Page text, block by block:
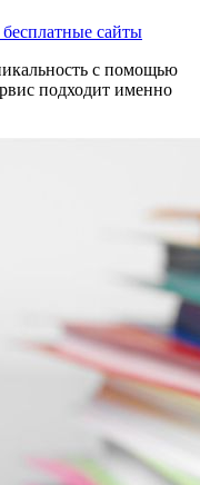
сайты
с помощью
подходит именно